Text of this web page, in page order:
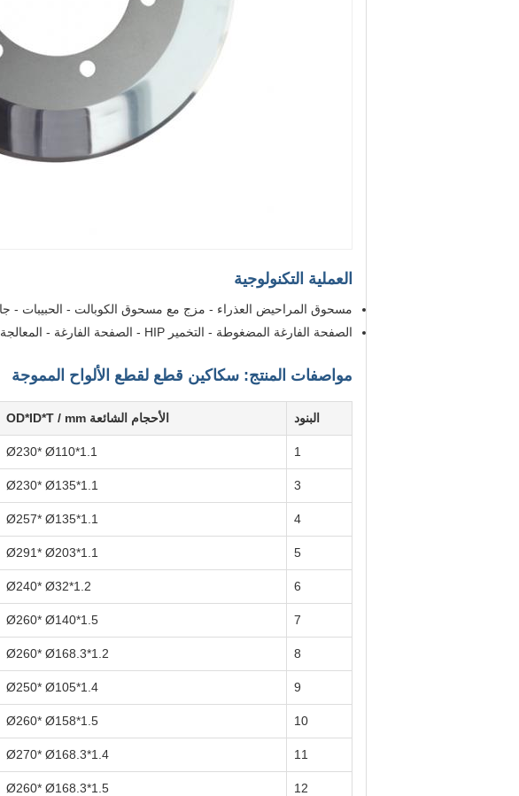
العملية التكنولوجية
مسحوق المراحيض العذراء - مزج مع مسحوق الكوبالت - الحبيبات
الصفحة الفارغة المضغوطة - التخمير HIP - الصفحة الفارغة - المعالجة - المنتج النهائي - التفتيش والتعبئة
مواصفات المنتج: سكاكين قطع لقطع الألواح المموجة
البنود الأحجام الشائعة OD*ID*T / mm
1
Ø230* Ø110*1.1
3
Ø230* Ø135*1.1
4
Ø257* Ø135*1.1
5
Ø291* Ø203*1.1
6
Ø240* Ø32*1.2
7
Ø260* Ø140*1.5
8
Ø260* Ø168.3*1.2
9
Ø250* Ø105*1.4
10
Ø260* Ø158*1.5
11
Ø270* Ø168.3*1.4
12
Ø260* Ø168.3*1.5